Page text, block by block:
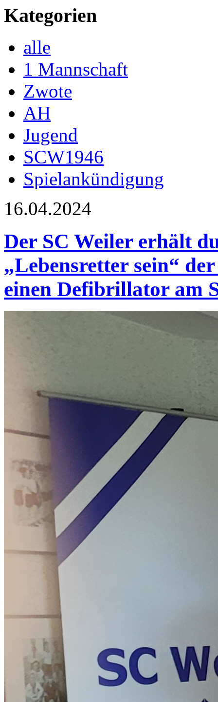
Kategorien
alle
1 Mannschaft
Zwote
AH
Jugend
SCW1946
Spielankündigung
16.04.2024
Der SC Weiler erhält
„Lebensretter sein“
einen Defibrillator am